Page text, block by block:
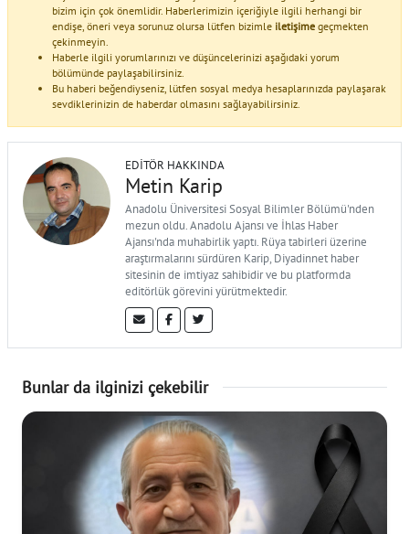
bizim için çok önemlidir. Haberlerimizin içeriğiyle ilgili herhangi bir
endişe, öneri veya sorunuz olursa lütfen bizimle iletişime geçmekten
çekinmeyin.
Haberle ilgili yorumlarınızı ve düşüncelerinizi aşağıdaki yorum
bölümünde paylaşabilirsiniz.
Bu haberi beğendiyseniz, lütfen sosyal medya hesaplarınızda paylaşarak
sevdiklerinizin de haberdar olmasını sağlayabilirsiniz.
EDITÖR HAKKINDA
Metin Karip
Anadolu Üniversitesi Sosyal Bilimler Bölümü'nden
mezun oldu. Anadolu Ajansı ve İhlas Haber
Ajansı'nda muhabirlik yaptı. Rüya tabirleri üzerine
araştırmalarını sürdüren Karip, Diyadinnet haber
sitesinin de imtiyaz sahibidir ve bu platformda
editörlük görevini yürütmektedir.
Bunlar da ilginizi çekebilir